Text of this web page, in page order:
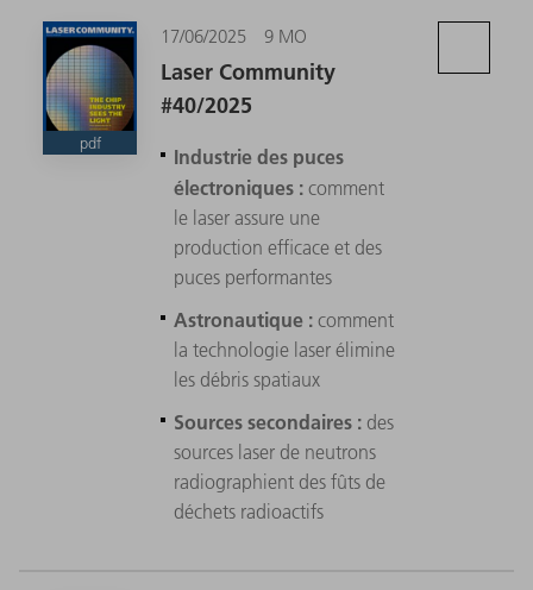
pdf
17/06/2025 9 MO
Laser Community
#40/2025
Industrie des puces
électroniques : comment
le laser assure une
production efficace et des
puces performantes
Astronautique : comment
la technologie laser élimine
les débris spatiaux
Sources secondaires : des
sources laser de neutrons
radiographient des fûts de
déchets radioactifs